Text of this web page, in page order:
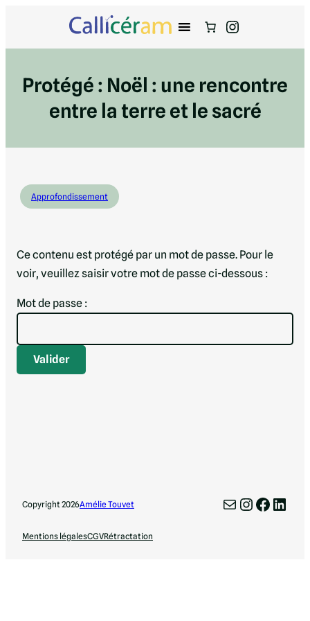
Instagram
Protégé : Noël : une rencontre
entre la terre et le sacré
Approfondissement
Ce contenu est protégé par un mot de passe. Pour le
voir, veuillez saisir votre mot de passe ci-dessous :
Mot de passe :
Copyright 2026Amélie Touvet E-mail
Mentions légalesCGVRétractation